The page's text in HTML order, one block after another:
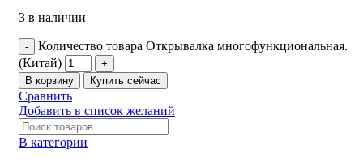
3 в наличии
Количество товара Открывалка многофункциональная.
(Китай)
В корзину Купить сейчас
Сравнить
Добавить в список желаний
В категории